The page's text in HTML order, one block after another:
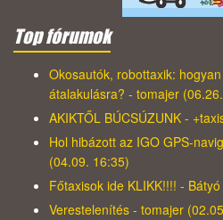
Top fórumok
Okosautók, robottaxik:
átalakulásra? - tomajer
AKIKTŐL BÚCSÚZUNK -
Hol hibázott az IGO GPS-
(04.09. 16:35)
Főtaxisok ide KLIKK!!!! -
Verestelenítés - tomajer